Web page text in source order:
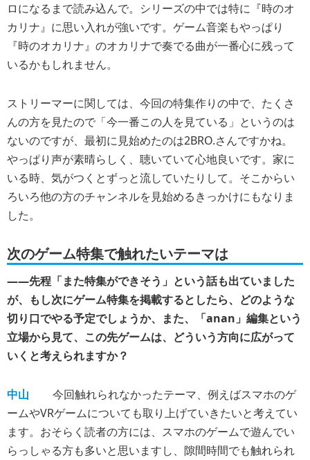
ロになるまで読み込んで。シリーズの中では特に『時のオ
カリナ』に思い入れが強いです。ゲーム音楽もやっぱり
『時のオカリナ』のオカリナで奏でる曲が一番心に残って
いるかもしれません。
ストリーマーに関しては、今回の特集作りの中で、たくさ
んの方を見たので「今一番この人を見ている」というのは
ないのですが、最初に見始めたのは2BRO.さんですかね。
やっぱり声が素晴らしく、聴いていて心地良いです。家に
いる時、気がつくとずっと流していたりして。そこからい
ろいろ他の方のチャンネルを見始めるきっかけにもなりま
した。
次のゲーム特集で触れたいテーマは
――先程「また特集ができそう」という話も出ていました
が、もし次にゲーム特集を掲載するとしたら、どのような
切り口でやる予定でしょうか、また、「anan」編集という
立場から見て、この先ゲームは、どういう方向に広がって
いくと考えられますか？
中山
今回触れられなかったテーマ、例えばスマホのゲ
ームやVRゲームについても取り上げていきたいと考えてい
ます。おそらく読者の方には、スマホのゲームで遊んでい
らっしゃる方も多いと思いますし、隙間時間でも触れられ